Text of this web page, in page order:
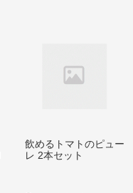
飲めるトマトのピュー
レ 2本セット